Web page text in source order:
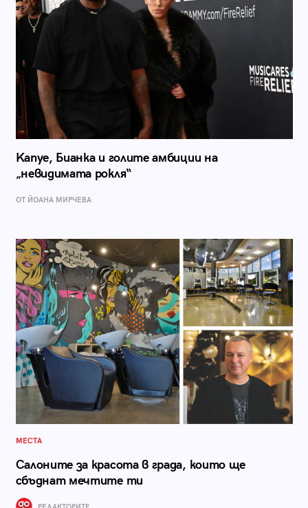
Kanye, Бианка и голите амбиции на
„невидимата рокля“
ОТ ЙОАНА МИРЧЕВА
МЕСТА
Салоните за красота в града, които ще
сбъднат мечтите ти